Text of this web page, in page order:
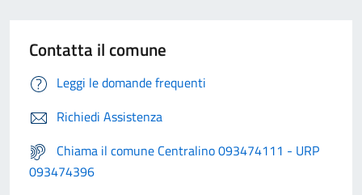
Contatta il comune
Leggi le domande frequenti
Richiedi Assistenza
Chiama il comune Centralino 093474111 - URP
093474396